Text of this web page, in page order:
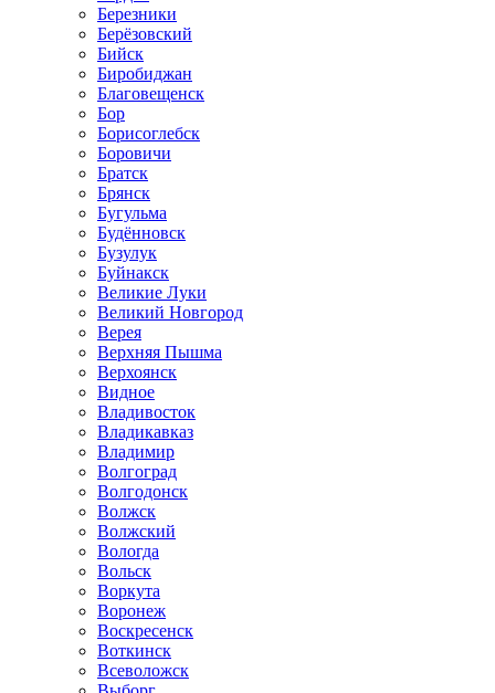
Березники
Берёзовский
Бийск
Биробиджан
Благовещенск
Бор
Борисоглебск
Боровичи
Братск
Брянск
Бугульма
Будённовск
Бузулук
Буйнакск
Великие Луки
Великий Новгород
Верея
Верхняя Пышма
Верхоянск
Видное
Владивосток
Владикавказ
Владимир
Волгоград
Волгодонск
Волжск
Волжский
Вологда
Вольск
Воркута
Воронеж
Воскресенск
Воткинск
Всеволожск